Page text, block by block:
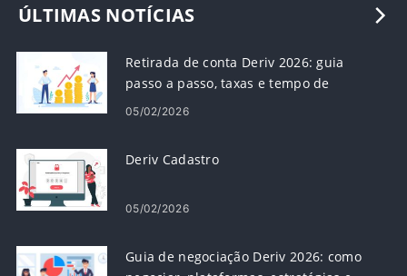
ÚLTIMAS NOTÍCIAS
Retirada de conta Deriv 2026: guia
passo a passo, taxas e tempo de
processamento
05/02/2026
Deriv Cadastro
05/02/2026
Guia de negociação Deriv 2026: como